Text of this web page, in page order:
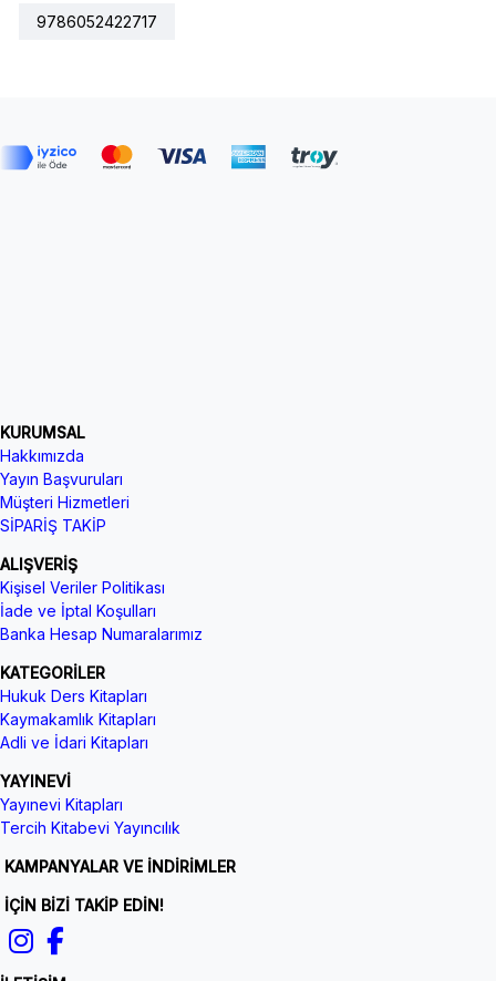
9786052422717
KURUMSAL
Hakkımızda
Yayın Başvuruları
Müşteri Hizmetleri
SİPARİŞ TAKİP
ALIŞVERİŞ
Kişisel Veriler Politikası
İade ve İptal Koşulları
Banka Hesap Numaralarımız
KATEGORİLER
Hukuk Ders Kitapları
Kaymakamlık Kitapları
Adli ve İdari Kitapları
YAYINEVİ
Yayınevi Kitapları
Tercih Kitabevi Yayıncılık
KAMPANYALAR VE İNDİRİMLER
İÇİN BİZİ TAKİP EDİN!